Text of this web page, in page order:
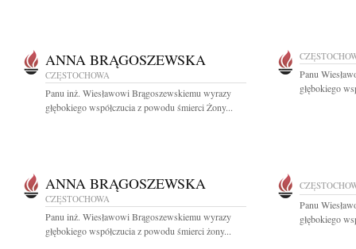
ANNA BRĄGOSZEWSKA
CZĘSTOCHOWA
Panu inż. Wiesławowi Brągoszewskiemu wyrazy
głębokiego współczucia z powodu śmierci Żony...
Panu
głębokiego
ANNA BRĄGOSZEWSKA
CZĘSTOCHOWA
Panu inż. Wiesławowi Brągoszewskiemu wyrazy
głębokiego współczucia z powodu śmierci żony...
Panu
głębokiego